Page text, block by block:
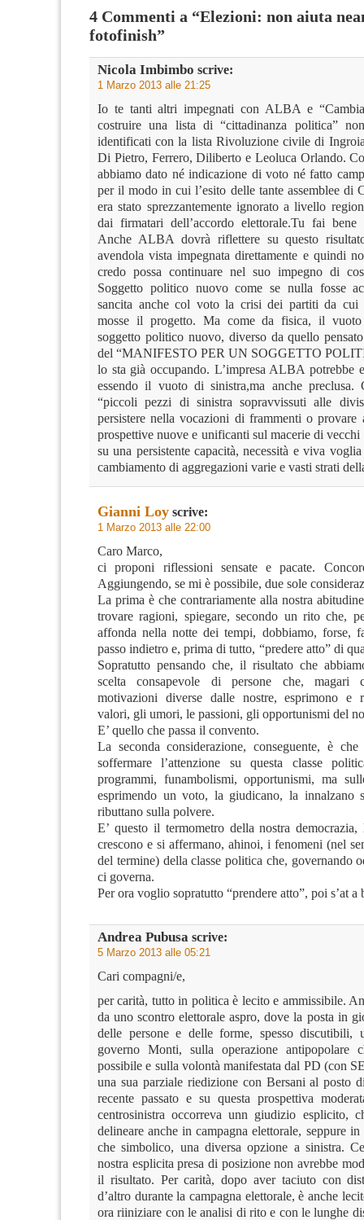
4 Commenti a “Elezioni: non aiuta
fotofinish”
Nicola Imbimbo scrive:
1 Marzo 2013 alle 21:25
Io te tanti altri impegnati con ALBA e
costruire una lista di “cittadinanza politica”
identificati con la lista Rivoluzione civile di
Di Pietro, Ferrero, Diliberto e Leoluca Orlando.
abbiamo dato né indicazione di voto né fatto
per il modo in cui l’esito delle tante assemblee di
era stato sprezzantemente ignorato a livello
dai firmatari dell’accordo elettorale.Tu fai bene
Anche ALBA dovrà riflettere su questo
avendola vista impegnata direttamente e quindi
credo possa continuare nel suo impegno di
Soggetto politico nuovo come se nulla fosse
sancita anche col voto la crisi dei partiti da cui
mosse il progetto. Ma come da fisica, il vuoto
soggetto politico nuovo, diverso da quello
del “MANIFESTO PER UN SOGGETTO
lo sta già occupando. L’impresa ALBA potrebbe
essendo il vuoto di sinistra,ma anche preclusa.
“piccoli pezzi di sinistra sopravvissuti alle
persistere nella vocazioni di frammenti o provare
prospettive nuove e unificanti sul macerie di
su una persistente capacità, necessità e viva
cambiamento di aggregazioni varie e vasti strati
Gianni Loy scrive:
1 Marzo 2013 alle 22:00
Caro Marco,
ci proponi riflessioni sensate e pacate.
Aggiungendo, se mi è possibile, due sole
La prima è che contrariamente alla nostra
trovare ragioni, spiegare, secondo un rito che,
affonda nella notte dei tempi, dobbiamo, forse,
passo indietro e, prima di tutto, “predere atto” di
Sopratutto pensando che, il risultato che
scelta consapevole di persone che, magari
motivazioni diverse dalle nostre, esprimono e
valori, gli umori, le passioni, gli opportunismi del
E’ quello che passa il convento.
La seconda considerazione, conseguente, è
soffermare l’attenzione su questa classe
programmi, funambolismi, opportunismi, ma
esprimendo un voto, la giudicano, la innalzano
ributtano sulla polvere.
E’ questo il termometro della nostra democrazia,
crescono e si affermano, ahinoi, i fenomeni (nel
del termine) della classe politica che, governando
ci governa.
Per ora voglio sopratutto “prendere atto”, poi s’at a
Andrea Pubusa scrive:
5 Marzo 2013 alle 05:21
Cari compagni/e,
per carità, tutto in politica è lecito e ammissibile.
da uno scontro elettorale aspro, dove la posta in
delle persone e delle forme, spesso discutibili,
governo Monti, sulla operazione antipopolare
possibile e sulla volontà manifestata dal PD (con
una sua parziale riedizione con Bersani al posto
recente passato e su questa prospettiva
centrosinistra occorreva unn giudizio esplicito,
delineare anche in campagna elettorale, seppure
che simbolico, una diversa opzione a sinistra.
nostra esplicita presa di posizione non avrebbe
il risultato. Per carità, dopo aver taciuto con
d’altro durante la campagna elettorale, è anche
ora riiniziare con le analisi di rito e con le lunghe